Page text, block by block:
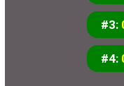
#3:
#4: